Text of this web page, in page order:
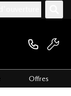
Offres